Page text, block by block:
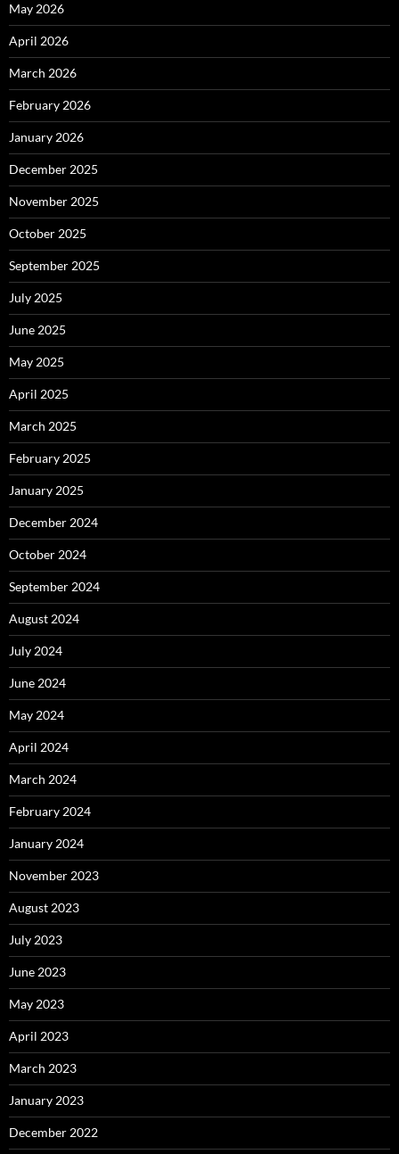
May 2026
April 2026
March 2026
February 2026
January 2026
December 2025
November 2025
October 2025
September 2025
July 2025
June 2025
May 2025
April 2025
March 2025
February 2025
January 2025
December 2024
October 2024
September 2024
August 2024
July 2024
June 2024
May 2024
April 2024
March 2024
February 2024
January 2024
November 2023
August 2023
July 2023
June 2023
May 2023
April 2023
March 2023
January 2023
December 2022